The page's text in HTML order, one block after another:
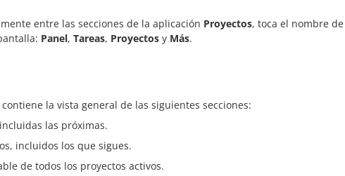
entre las secciones de la aplicación Proyectos, toca el nombre
Panel, Tareas, Proyectos y Más.
contiene la vista general de las siguientes secciones:
las próximas.
incluidos los que sigues.
de todos los proyectos activos.